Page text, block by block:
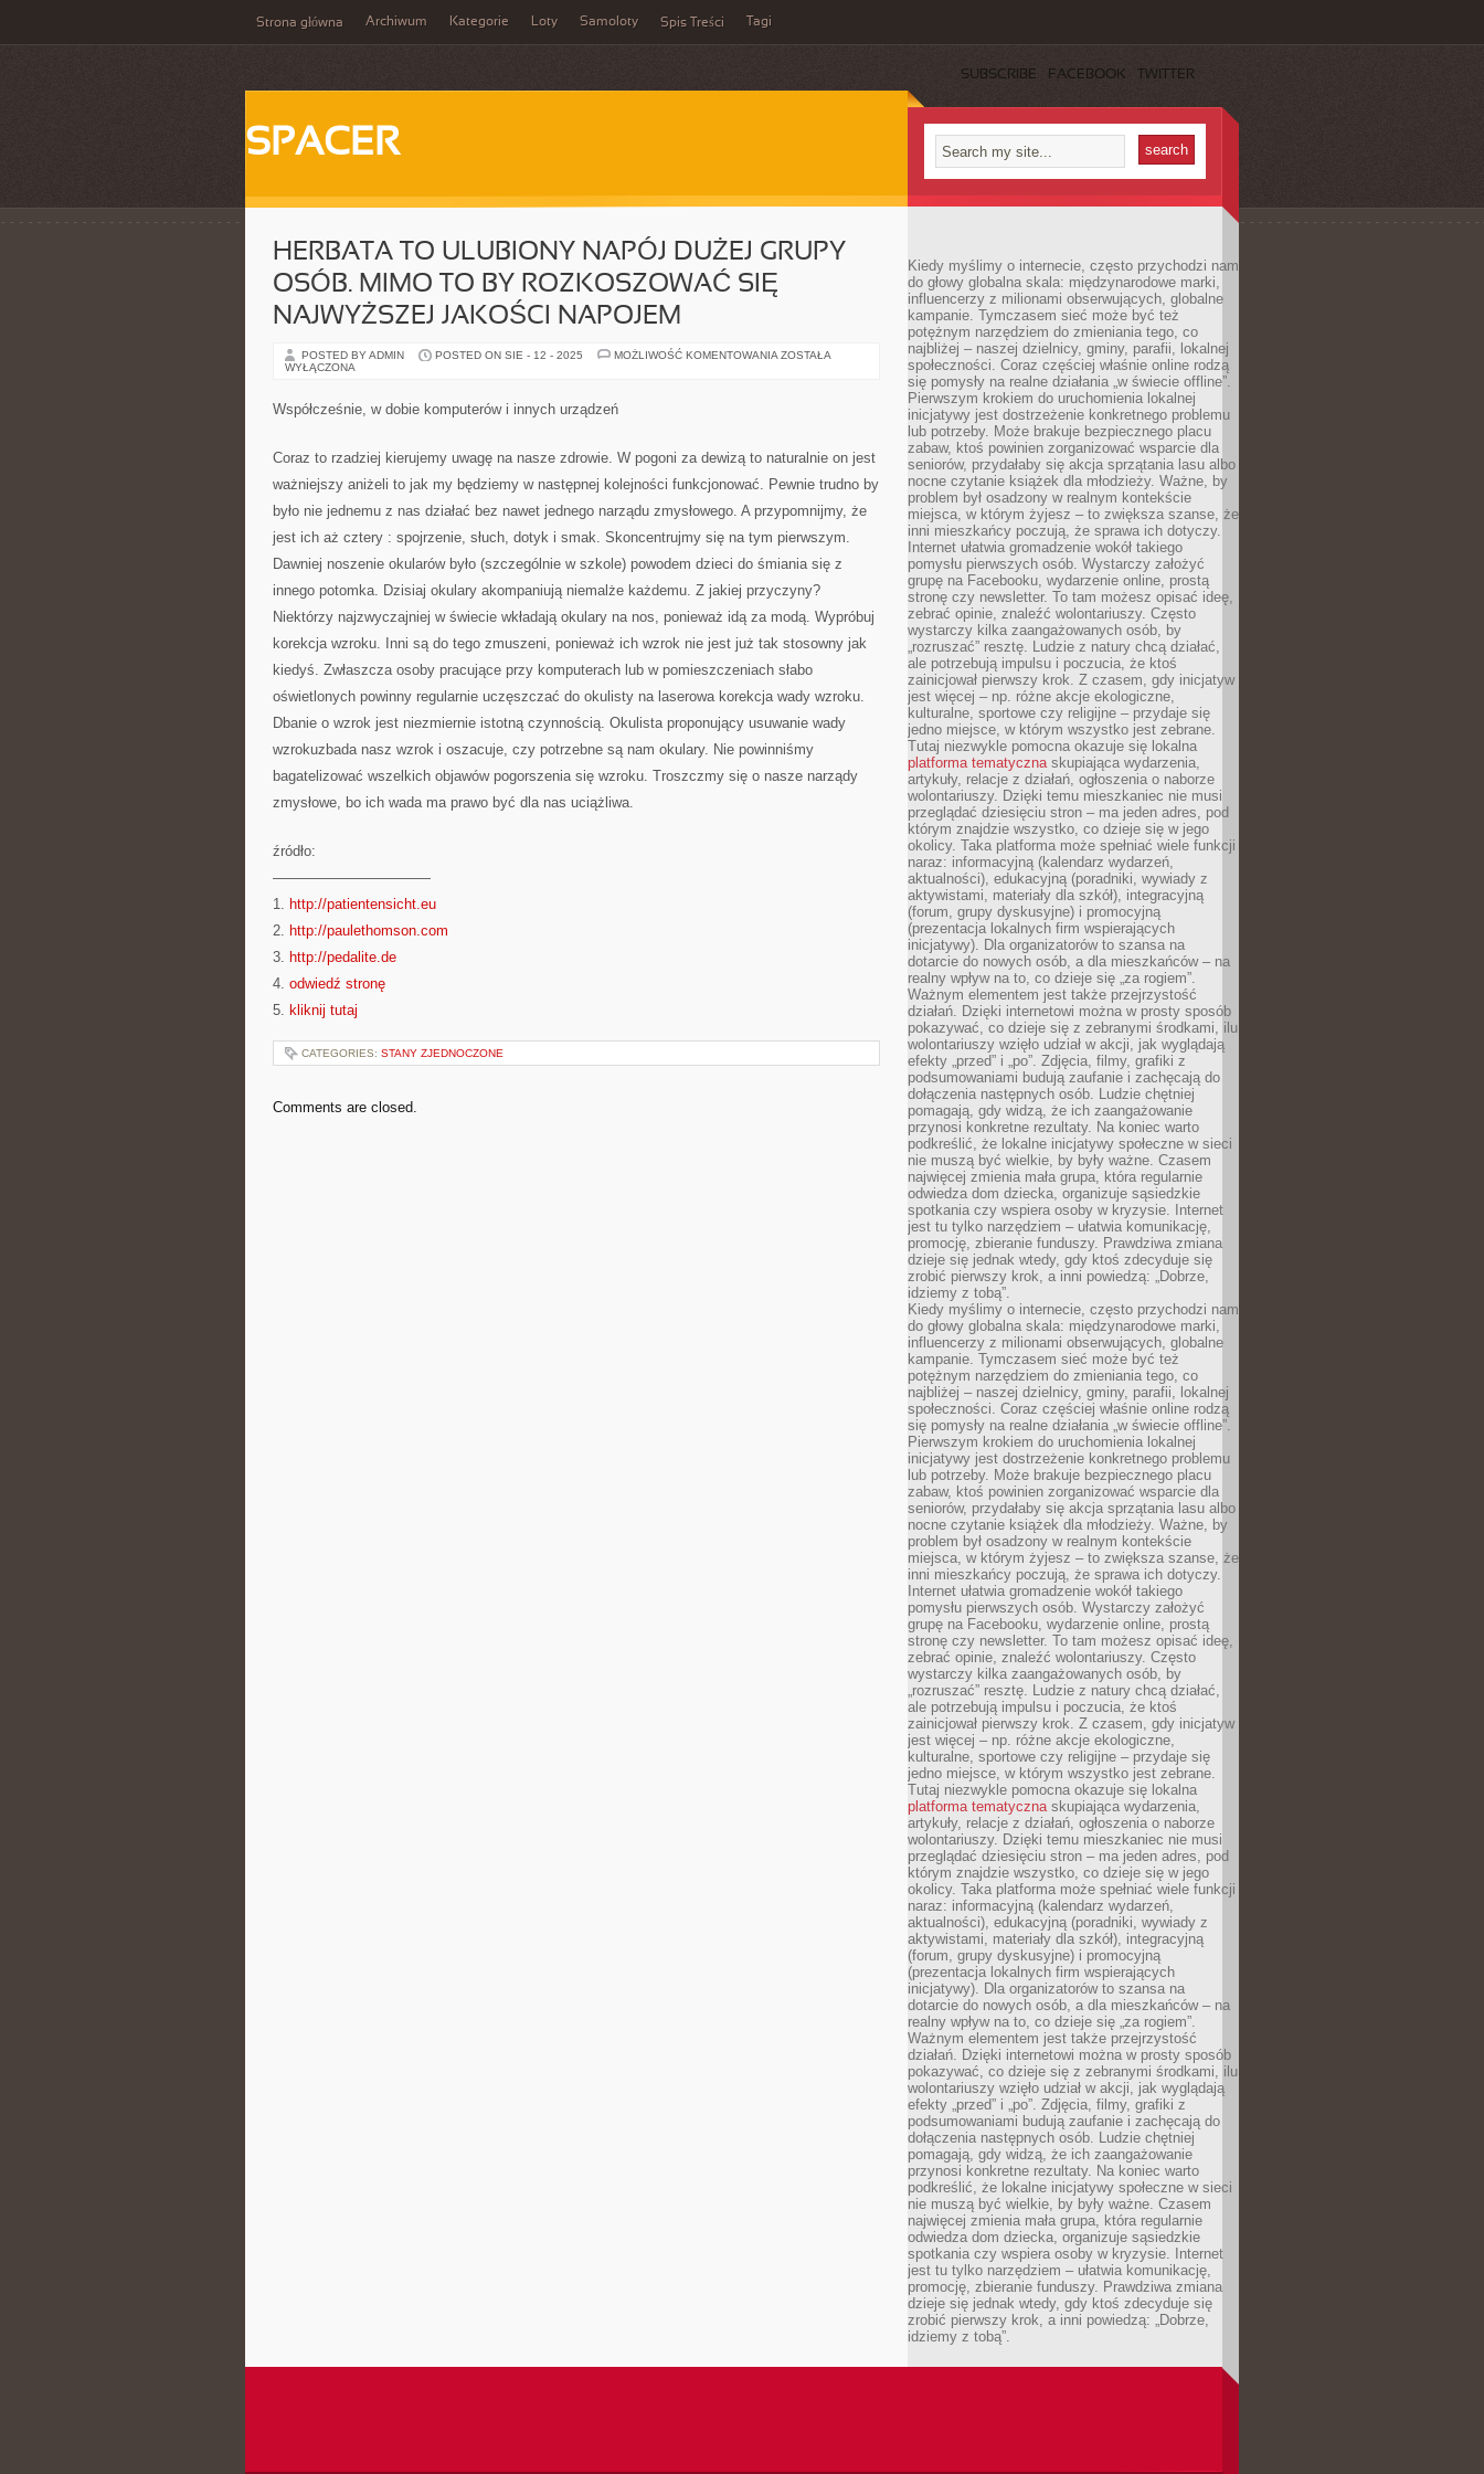
Strona główna Archiwum Kategorie Loty Samoloty Spis Treści Tagi
SUBSCRIBE FACEBOOK TWITTER
SPACER
HERBATA TO ULUBIONY NAPÓJ DUŻEJ GRUPY
OSÓB. MIMO TO BY ROZKOSZOWAĆ SIĘ
NAJWYŻSZEJ JAKOŚCI NAPOJEM
POSTED BY ADMIN POSTED ON SIE - 12 - 2025 MOŻLIWOŚĆ KOMENTOWANIA HERBATA
TO
BY
SIĘ
JAKOŚCI
ZOSTAŁA
WYŁĄCZONA
Współcześnie, w dobie komputerów i innych urządzeń
Coraz to rzadziej kierujemy uwagę na nasze zdrowie. W pogoni za dewizą to naturalnie on jest
ważniejszy aniżeli to jak my będziemy w następnej kolejności funkcjonować. Pewnie trudno by
było nie jednemu z nas działać bez nawet jednego narządu zmysłowego. A przypomnijmy, że
jest ich aż cztery : spojrzenie, słuch, dotyk i smak. Skoncentrujmy się na tym pierwszym.
Dawniej noszenie okularów było (szczególnie w szkole) powodem dzieci do śmiania się z
innego potomka. Dzisiaj okulary akompaniują niemalże każdemu. Z jakiej przyczyny?
Niektórzy najzwyczajniej w świecie wkładają okulary na nos, ponieważ idą za modą. Wypróbuj
korekcja wzroku. Inni są do tego zmuszeni, ponieważ ich wzrok nie jest już tak stosowny jak
kiedyś. Zwłaszcza osoby pracujące przy komputerach lub w pomieszczeniach słabo
oświetlonych powinny regularnie uczęszczać do okulisty na laserowa korekcja wady wzroku.
Dbanie o wzrok jest niezmiernie istotną czynnością. Okulista proponujący usuwanie wady
wzrokuzbada nasz wzrok i oszacuje, czy potrzebne są nam okulary. Nie powinniśmy
bagatelizować wszelkich objawów pogorszenia się wzroku. Troszczmy się o nasze narządy
zmysłowe, bo ich wada ma prawo być dla nas uciążliwa.
źródło:
———————————
1. http://patientensicht.eu
2. http://paulethomson.com
3. http://pedalite.de
4. odwiedź stronę
5. kliknij tutaj
CATEGORIES: STANY ZJEDNOCZONE
Comments are closed.
Kiedy myślimy o internecie, często przychodzi nam
do głowy globalna skala: międzynarodowe marki,
influencerzy z milionami obserwujących, globalne
kampanie. Tymczasem sieć może być też
potężnym narzędziem do zmieniania tego, co
najbliżej – naszej dzielnicy, gminy, parafii, lokalnej
społeczności. Coraz częściej właśnie online rodzą
się pomysły na realne działania „w świecie offline”.
Pierwszym krokiem do uruchomienia lokalnej
inicjatywy jest dostrzeżenie konkretnego problemu
lub potrzeby. Może brakuje bezpiecznego placu
zabaw, ktoś powinien zorganizować wsparcie dla
seniorów, przydałaby się akcja sprzątania lasu albo
nocne czytanie książek dla młodzieży. Ważne, by
problem był osadzony w realnym kontekście
miejsca, w którym żyjesz – to zwiększa szanse, że
inni mieszkańcy poczują, że sprawa ich dotyczy.
Internet ułatwia gromadzenie wokół takiego
pomysłu pierwszych osób. Wystarczy założyć
grupę na Facebooku, wydarzenie online, prostą
stronę czy newsletter. To tam możesz opisać ideę,
zebrać opinie, znaleźć wolontariuszy. Często
wystarczy kilka zaangażowanych osób, by
„rozruszać” resztę. Ludzie z natury chcą działać,
ale potrzebują impulsu i poczucia, że ktoś
zainicjował pierwszy krok. Z czasem, gdy inicjatyw
jest więcej – np. różne akcje ekologiczne,
kulturalne, sportowe czy religijne – przydaje się
jedno miejsce, w którym wszystko jest zebrane.
Tutaj niezwykle pomocna okazuje się lokalna
platforma tematycznaskupiająca wydarzenia,
artykuły, relacje z działań, ogłoszenia o naborze
wolontariuszy. Dzięki temu mieszkaniec nie musi
przeglądać dziesięciu stron – ma jeden adres, pod
którym znajdzie wszystko, co dzieje się w jego
okolicy. Taka platforma może spełniać wiele funkcji
naraz: informacyjną (kalendarz wydarzeń,
aktualności), edukacyjną (poradniki, wywiady z
aktywistami, materiały dla szkół), integracyjną
(forum, grupy dyskusyjne) i promocyjną
(prezentacja lokalnych firm wspierających
inicjatywy). Dla organizatorów to szansa na
dotarcie do nowych osób, a dla mieszkańców – na
realny wpływ na to, co dzieje się „za rogiem”.
Ważnym elementem jest także przejrzystość
działań. Dzięki internetowi można w prosty sposób
pokazywać, co dzieje się z zebranymi środkami, ilu
wolontariuszy wzięło udział w akcji, jak wyglądają
efekty „przed” i „po”. Zdjęcia, filmy, grafiki z
podsumowaniami budują zaufanie i zachęcają do
dołączenia następnych osób. Ludzie chętniej
pomagają, gdy widzą, że ich zaangażowanie
przynosi konkretne rezultaty. Na koniec warto
podkreślić, że lokalne inicjatywy społeczne w sieci
nie muszą być wielkie, by były ważne. Czasem
najwięcej zmienia mała grupa, która regularnie
odwiedza dom dziecka, organizuje sąsiedzkie
spotkania czy wspiera osoby w kryzysie. Internet
jest tu tylko narzędziem – ułatwia komunikację,
promocję, zbieranie funduszy. Prawdziwa zmiana
dzieje się jednak wtedy, gdy ktoś zdecyduje się
zrobić pierwszy krok, a inni powiedzą: „Dobrze,
idziemy z tobą”.
Kiedy myślimy o internecie, często przychodzi nam
do głowy globalna skala: międzynarodowe marki,
influencerzy z milionami obserwujących, globalne
kampanie. Tymczasem sieć może być też
potężnym narzędziem do zmieniania tego, co
najbliżej – naszej dzielnicy, gminy, parafii, lokalnej
społeczności. Coraz częściej właśnie online rodzą
się pomysły na realne działania „w świecie offline”.
Pierwszym krokiem do uruchomienia lokalnej
inicjatywy jest dostrzeżenie konkretnego problemu
lub potrzeby. Może brakuje bezpiecznego placu
zabaw, ktoś powinien zorganizować wsparcie dla
seniorów, przydałaby się akcja sprzątania lasu albo
nocne czytanie książek dla młodzieży. Ważne, by
problem był osadzony w realnym kontekście
miejsca, w którym żyjesz – to zwiększa szanse, że
inni mieszkańcy poczują, że sprawa ich dotyczy.
Internet ułatwia gromadzenie wokół takiego
pomysłu pierwszych osób. Wystarczy założyć
grupę na Facebooku, wydarzenie online, prostą
stronę czy newsletter. To tam możesz opisać ideę,
zebrać opinie, znaleźć wolontariuszy. Często
wystarczy kilka zaangażowanych osób, by
„rozruszać” resztę. Ludzie z natury chcą działać,
ale potrzebują impulsu i poczucia, że ktoś
zainicjował pierwszy krok. Z czasem, gdy inicjatyw
jest więcej – np. różne akcje ekologiczne,
kulturalne, sportowe czy religijne – przydaje się
jedno miejsce, w którym wszystko jest zebrane.
Tutaj niezwykle pomocna okazuje się lokalna
platforma tematycznaskupiająca wydarzenia,
artykuły, relacje z działań, ogłoszenia o naborze
wolontariuszy. Dzięki temu mieszkaniec nie musi
przeglądać dziesięciu stron – ma jeden adres, pod
którym znajdzie wszystko, co dzieje się w jego
okolicy. Taka platforma może spełniać wiele funkcji
naraz: informacyjną (kalendarz wydarzeń,
aktualności), edukacyjną (poradniki, wywiady z
aktywistami, materiały dla szkół), integracyjną
(forum, grupy dyskusyjne) i promocyjną
(prezentacja lokalnych firm wspierających
inicjatywy). Dla organizatorów to szansa na
dotarcie do nowych osób, a dla mieszkańców – na
realny wpływ na to, co dzieje się „za rogiem”.
Ważnym elementem jest także przejrzystość
działań. Dzięki internetowi można w prosty sposób
pokazywać, co dzieje się z zebranymi środkami, ilu
wolontariuszy wzięło udział w akcji, jak wyglądają
efekty „przed” i „po”. Zdjęcia, filmy, grafiki z
podsumowaniami budują zaufanie i zachęcają do
dołączenia następnych osób. Ludzie chętniej
pomagają, gdy widzą, że ich zaangażowanie
przynosi konkretne rezultaty. Na koniec warto
podkreślić, że lokalne inicjatywy społeczne w sieci
nie muszą być wielkie, by były ważne. Czasem
najwięcej zmienia mała grupa, która regularnie
odwiedza dom dziecka, organizuje sąsiedzkie
spotkania czy wspiera osoby w kryzysie. Internet
jest tu tylko narzędziem – ułatwia komunikację,
promocję, zbieranie funduszy. Prawdziwa zmiana
dzieje się jednak wtedy, gdy ktoś zdecyduje się
zrobić pierwszy krok, a inni powiedzą: „Dobrze,
idziemy z tobą”.